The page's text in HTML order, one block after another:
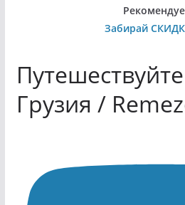
Забирай
Грузия /